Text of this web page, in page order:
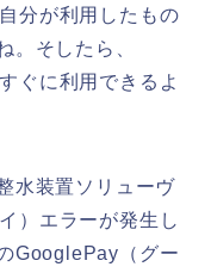
分が利用したもの
。そしたら、
ぐに利用できるよ
水装置ソリューヴ
）エラーが発生し
GooglePay（グー